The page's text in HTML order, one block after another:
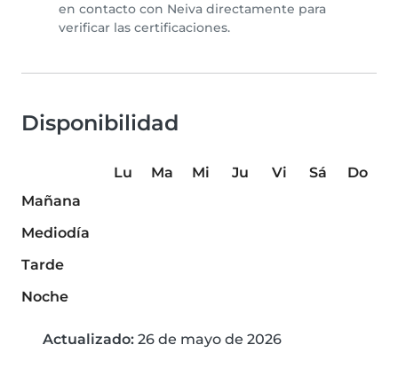
en contacto con Neiva directamente para
verificar las certificaciones.
Disponibilidad
Lu Ma Mi Ju Vi Sá
Do
Mañana
Mediodía
Tarde
Noche
Actualizado: 26 de mayo de 2026